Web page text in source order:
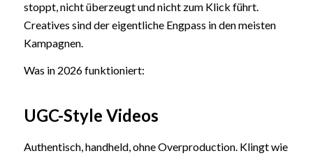
stoppt, nicht überzeugt und nicht zum Klick führt.
Creatives sind der eigentliche Engpass in den meisten
Kampagnen.
Was in 2026 funktioniert:
UGC-Style Videos
Authentisch, handheld, ohne Overproduction. Klingt wie